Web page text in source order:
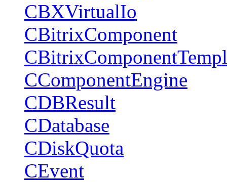
CBXVirtualIo
CBitrixComponent
CComponentEngine
CDBResult
CDatabase
CDiskQuota
CEvent